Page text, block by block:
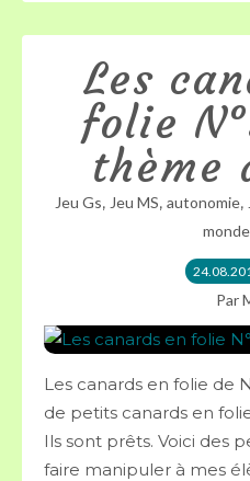
Les
folie
thème
Jeu Gs, Jeu MS, autonomie,
monde
Par
Les canards en folie de
de petits canards en
Ils sont prêts. Voici des
faire manipuler à mes